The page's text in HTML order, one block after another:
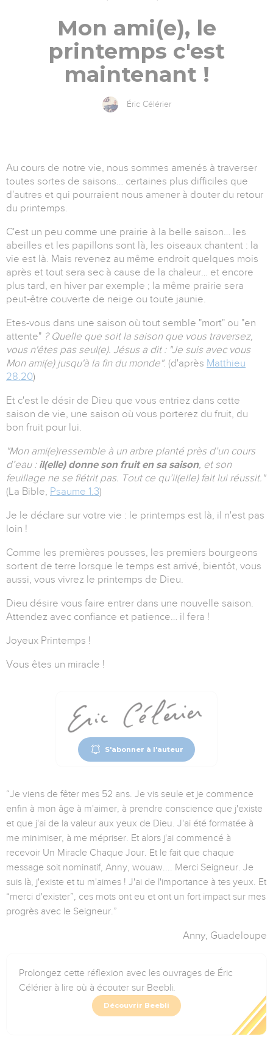
Mon ami(e), le
printemps c'est
maintenant !
Éric Célérier
Au cours de notre vie, nous sommes amenés à traverser
toutes sortes de saisons… certaines plus difficiles que
d'autres et qui pourraient nous amener à douter du retour
du printemps.
C'est un peu comme une prairie à la belle saison… les
abeilles et les papillons sont là, les oiseaux chantent : la
vie est là. Mais revenez au même endroit quelques mois
après et tout sera sec à cause de la chaleur… et encore
plus tard, en hiver par exemple ; la même prairie sera
peut-être couverte de neige ou toute jaunie.
Etes-vous dans une saison où tout semble "mort" ou "en
attente" ? Quelle que soit la saison que vous traversez,
vous n'êtes pas seul(e). Jésus a dit : "Je suis avec vous
Mon ami(e) jusqu'à la fin du monde". (d'après Matthieu
28.20)
Et c'est le désir de Dieu que vous entriez dans cette
saison de vie, une saison où vous porterez du fruit, du
bon fruit pour lui.
"Mon ami(e)ressemble à un arbre planté près d’un cours
d’eau : il(elle) donne son fruit en sa saison, et son
feuillage ne se flétrit pas. Tout ce qu’il(elle) fait lui réussit. "
(La Bible, Psaume 1.3)
Je le déclare sur votre vie : le printemps est là, il n'est pas
loin !
Comme les premières pousses, les premiers bourgeons
sortent de terre lorsque le temps est arrivé, bientôt, vous
aussi, vous vivrez le printemps de Dieu.
Dieu désire vous faire entrer dans une nouvelle saison.
Attendez avec confiance et patience… il fera !
Joyeux Printemps !
Vous êtes un miracle !
S'abonner à l'auteur
“Je viens de fêter mes 52 ans. Je vis seule et je commence
enfin à mon âge à m'aimer, à prendre conscience que j'existe
et que j'ai de la valeur aux yeux de Dieu. J'ai été formatée à
me minimiser, à me mépriser. Et alors j'ai commencé à
recevoir Un Miracle Chaque Jour. Et le fait que chaque
message soit nominatif, Anny, wouaw.... Merci Seigneur. Je
suis là, j'existe et tu m'aimes ! J'ai de l'importance à tes yeux. Et
“merci d'exister”, ces mots ont eu et ont un fort impact sur mes
progrès avec le Seigneur.”
Anny, Guadeloupe
Prolongez cette réflexion avec les ouvrages de Éric
Célérier à lire où à écouter sur Beebli.
Découvrir Beebli